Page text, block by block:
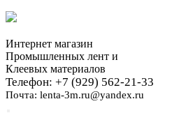
Интернет магазин
Промышленных лент и
Клеевых материалов
Телефон: +7 (929) 562-21-33
Почта: lenta-3m.ru@yandex.ru